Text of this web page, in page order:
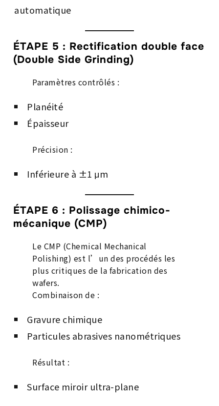
automatique
ÉTAPE 5 : Rectification double face
(Double Side Grinding)
Paramètres contrôlés :
Planéité
Épaisseur
Précision :
Inférieure à ±1 μm
ÉTAPE 6 : Polissage chimico-
mécanique (CMP)
Le CMP (Chemical Mechanical
Polishing) est l’un des procédés les
plus critiques de la fabrication des
wafers.
Combinaison de :
Gravure chimique
Particules abrasives nanométriques
Résultat :
Surface miroir ultra-plane